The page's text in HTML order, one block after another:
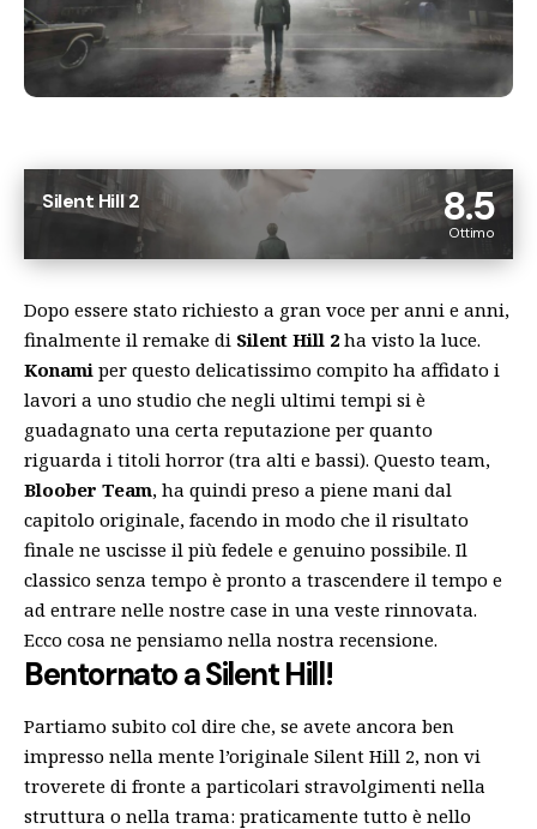
8.5
Ottimo
Silent Hill 2
Dopo essere stato richiesto a gran voce per anni e anni,
finalmente il remake di Silent Hill 2 ha visto la luce.
Konami per questo delicatissimo compito ha affidato i
lavori a uno studio che negli ultimi tempi si è
guadagnato una certa reputazione per quanto
riguarda i titoli horror (tra alti e bassi). Questo team,
Bloober Team, ha quindi preso a piene mani dal
capitolo originale, facendo in modo che il risultato
finale ne uscisse il più fedele e genuino possibile. Il
classico senza tempo è pronto a trascendere il tempo e
ad entrare nelle nostre case in una veste rinnovata.
Ecco cosa ne pensiamo nella nostra recensione.
Bentornato a Silent Hill!
Partiamo subito col dire che, se avete ancora ben
impresso nella mente l’originale Silent Hill 2, non vi
troverete di fronte a particolari stravolgimenti nella
struttura o nella trama: praticamente tutto è nello